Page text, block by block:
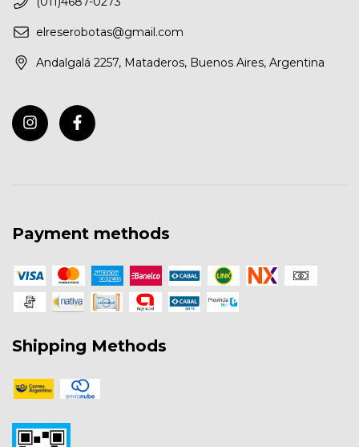
elreserobotas@gmail.com
Andalgalá 2257, Mataderos, Buenos Aires, Argentina
Payment methods
Shipping Methods